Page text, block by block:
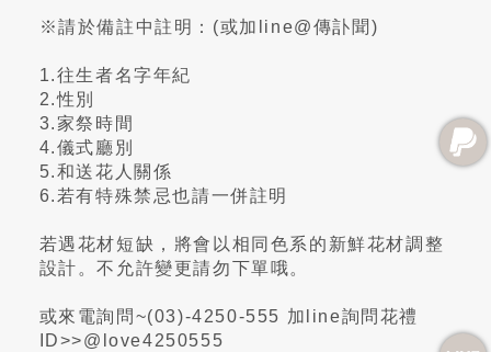
※請於備註中註明：(或加line@傳訃聞)
1.往生者名字年紀
2.性別
3.家祭時間
4.儀式廳別
5.和送花人關係
6.若有特殊禁忌也請一併註明
若遇花材短缺，將會以相同色系的新鮮花材調整
設計。不允許變更請勿下單哦。
或來電詢問~(03)-4250-555 加line詢問花禮
ID>>@love4250555